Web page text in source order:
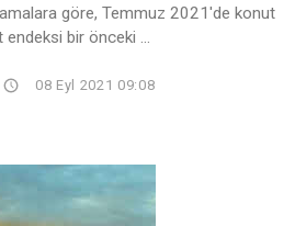
göre, Temmuz 2021'de konut
bir önceki ...
08 Eyl 2021 09:08